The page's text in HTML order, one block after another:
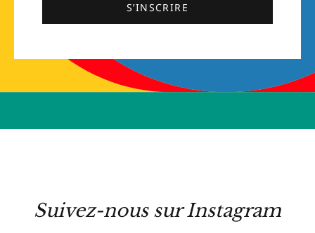
S’INSCRIRE
Suivez-nous sur Instagram